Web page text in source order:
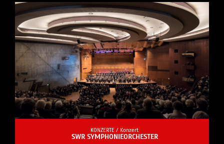
KONZERTE / Konzert
SWR SYMPHONIEORCHESTER